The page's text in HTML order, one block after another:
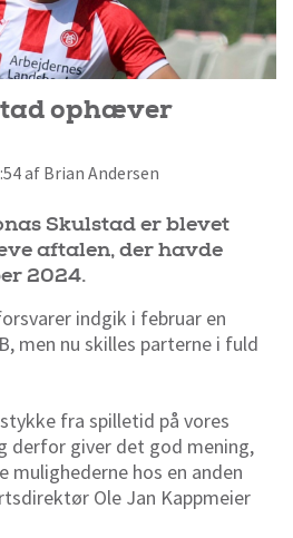
ophæver
af Brian Andersen
Skulstad er blevet
aftalen, der havde
2024.
indgik i februar en
men nu skilles parterne i fuld
fra spilletid på vores
derfor giver det god mening,
mulighederne hos en anden
Ole Jan Kappmeier